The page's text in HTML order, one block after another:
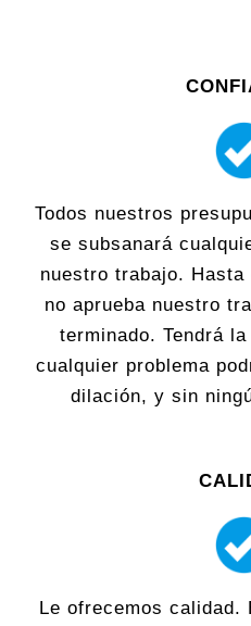
Todos nuestros
se subsanará
nuestro trabajo.
no aprueba nuestro
terminado. Tendrá
cualquier problema
dilación, y sin
Le ofrecemos calidad.